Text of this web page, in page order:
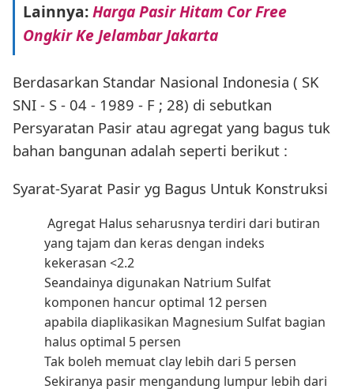
Lainnya:Harga Pasir Hitam Cor Free
Ongkir Ke Jelambar Jakarta
Berdasarkan Standar Nasional Indonesia ( SK
SNI - S - 04 - 1989 - F ; 28) di sebutkan
Persyaratan Pasir atau agregat yang bagus tuk
bahan bangunan adalah seperti berikut :
Syarat-Syarat Pasir yg Bagus Untuk Konstruksi
Agregat Halus seharusnya terdiri dari butiran
yang tajam dan keras dengan indeks
kekerasan <2.2
Seandainya digunakan Natrium Sulfat
komponen hancur optimal 12 persen
apabila diaplikasikan Magnesium Sulfat bagian
halus optimal 5 persen
Tak boleh memuat clay lebih dari 5 persen
Sekiranya pasir mengandung lumpur lebih dari